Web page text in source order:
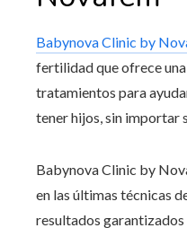
Babynova Clinic by
fertilidad que ofrece
tratamientos para
tener hijos, sin importar
Babynova Clinic by
en las últimas técnicas
resultados